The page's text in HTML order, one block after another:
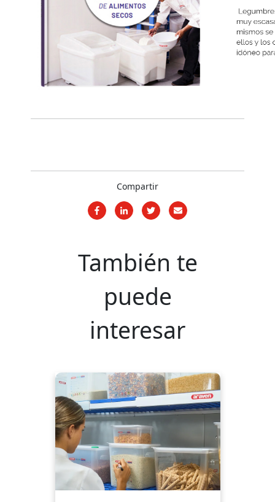
Compartir
También te
puede
interesar